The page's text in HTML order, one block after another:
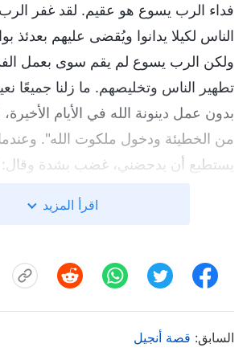
فداء الرب يسوع هو عقيم. لقد غفر
الناس لكيلا يدانوا ويُقضى عليهم بعدئذ
ولكن الرب يسوع لم يقم سوى بعمل
تطهير الناس وتخليصهم. ما زلنا جميعًا
بدون عمل دينونة الله في الأيام الأخيرة،
من الخطيئة ودخول ملكوت الله". وعندما
يستطيع أن يدحضني، غضب بشدة وقال:
قلتُ، تأتي بدليل لتدحضني، لذا لا
إلى مجيئه كل يوم، فلماذا إذًا، بعد
يحجم عن النظر في ذلك فحسب، بل
المفاهيم الدينية. ينبغي علي إيجاد
اقرأ المزيد
السابق: قصة أنجيل